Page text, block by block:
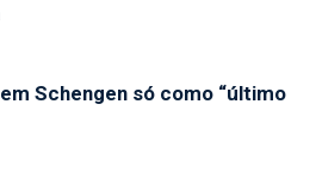
Schengen só como “último